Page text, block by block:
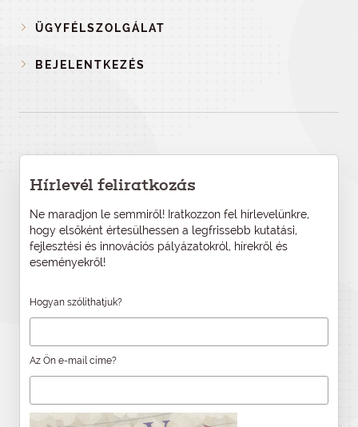
ÜGYFÉLSZOLGÁLAT
BEJELENTKEZÉS
Hírlevél feliratkozás
Ne maradjon le semmiről! Iratkozzon fel hírlevelünkre,
hogy elsőként értesülhessen a legfrissebb kutatási,
fejlesztési és innovációs pályázatokról, hírekről és
eseményekről!
Hogyan szólíthatjuk?
Az Ön e-mail címe?